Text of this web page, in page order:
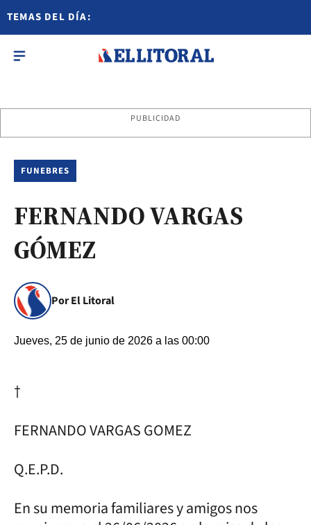
TEMAS DEL DÍA:
PUBLICIDAD
FUNEBRES
FERNANDO VARGAS
GÓMEZ
Por El Litoral
Jueves, 25 de junio de 2026 a las 00:00
†
FERNANDO VARGAS GOMEZ
Q.E.P.D.
En su memoria familiares y amigos nos